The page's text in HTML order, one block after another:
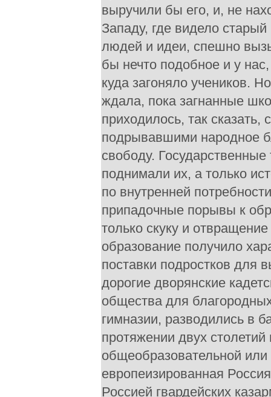
выручили бы его, и, не
Западу, где видело
людей и идеи, спешно
бы нечто подобное и у
куда загоняло учеников.
ждала, пока загнанные
приходилось, так
подрывавшими народное
свободу.
поднимали их, а только
по внутренней
припадочные порывы к
только скуку и
образование получило
поставки подростков для
дорогие дворянские
общества для
гимназии, разводились в
протяжении двух
общеобразовательной
европеизированная
Россией гвардейских